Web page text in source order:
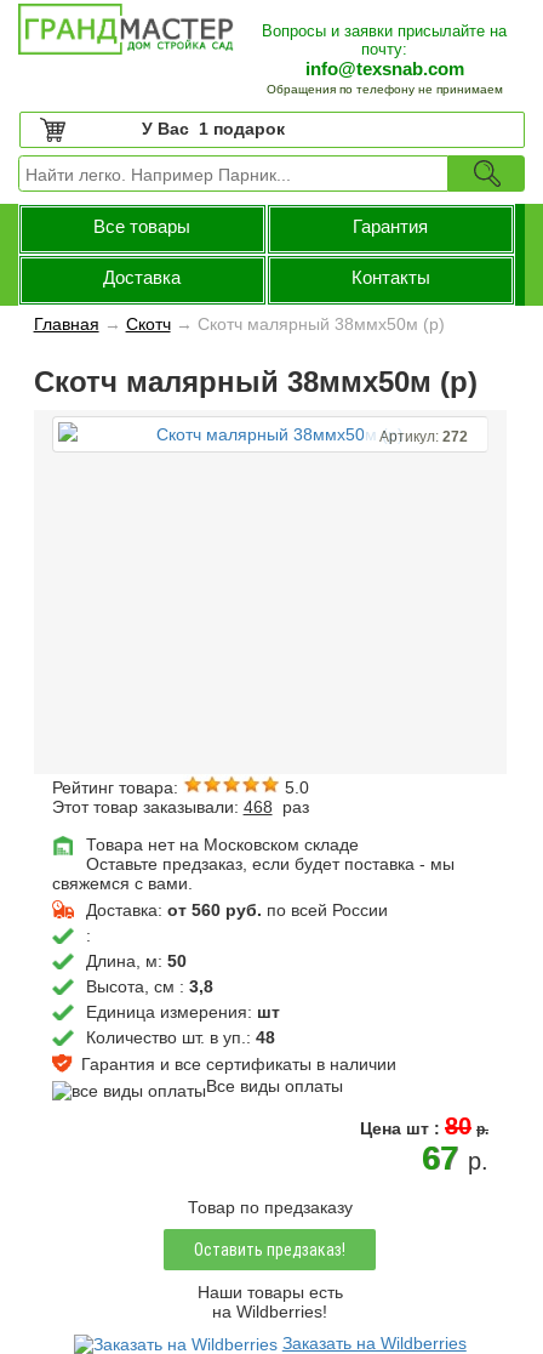
Вопросы и заявки присылайте на
почту:
info@texsnab.com
Обращения по телефону не принимаем
У Вас 1 подарок
Все товары Гарантия
Доставка Контакты
Главная → Скотч→ Скотч малярный 38ммх50м (р)
Скотч малярный 38ммх50м (р)
Артикул: 272
Рейтинг товара:
5.0
Этот товар заказывали: 468 раз
Товара нет на Московском складе
Оставьте предзаказ, если будет поставка - мы
свяжемся с вами.
Доставка: от 560 руб. по всей России
:
Длина, м: 50
Высота, см : 3,8
Единица измерения: шт
Количество шт. в уп.: 48
Гарантия и все сертификаты в наличии
Все виды оплаты
Цена шт : 80 p.
67 p.
Товар по предзаказу
Оставить предзаказ!
Наши товары есть
на Wildberries!
Заказать на Wildberries